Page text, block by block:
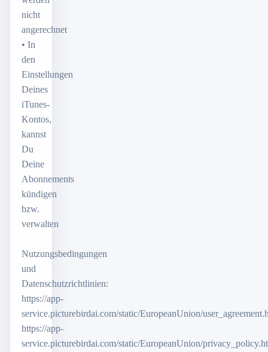
nicht
angerechnet
• In
den
Einstellungen
Deines
iTunes-
Kontos,
kannst
Du
Deine
Abonnements
kündigen
bzw.
verwalten
Nutzungsbedingungen
und
Datenschutzrichtlinien:
https://app-
service.picturebirdai.com/static/EuropeanUnion/
https://app-
service.picturebirdai.com/static/EuropeanUnion/